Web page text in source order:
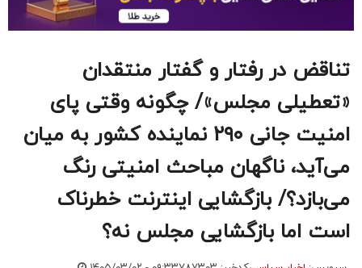
تناقض در رفتار و گفتار منتقدان
«تعطیلی مجلس»/ چگونه وقتی پای
امنیت جانی ۲۹۰ نماینده کشور به میان
می‌آید، ناگهان مباحث امنیتی رنگ
می‌بازد؟/ بازگشایی اینترنت خطرناک
است اما بازگشایی مجلس نه؟